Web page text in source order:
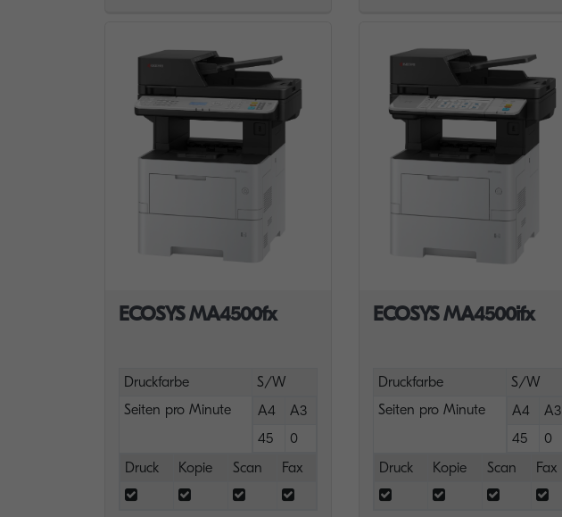
ECOSYS MA4500fx
Druckfarbe
S/W
Seiten pro Minute
A4
A3
45
0
Druck
Kopie Scan Fax
ECOSYS MA4500ifx
Druckfarbe
S/W
Seiten pro Minute
A4
A3
45
0
Druck
Kopie Scan Fax